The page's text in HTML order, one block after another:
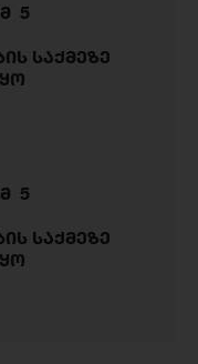
5
საქმეზე
5
საქმეზე